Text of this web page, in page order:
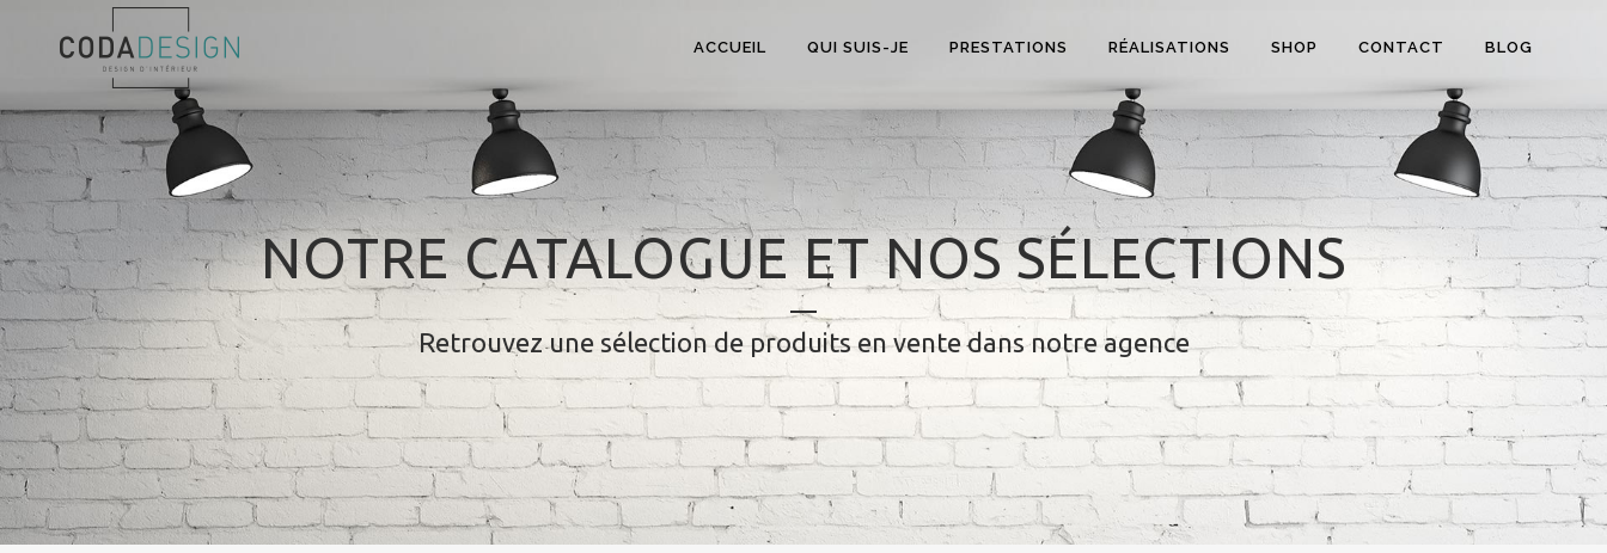
ACCUEIL QUI SUIS-JE PRESTATIONS RÉALISATIONS SHOP CONTACT BLOG
NOTRE CATALOGUE ET NOS SÉLECTIONS
Retrouvez une sélection de produits en vente dans notre agence